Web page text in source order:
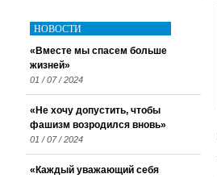
НОВОСТИ
«Вместе мы спасем больше
жизней»
01 / 07 / 2024
«Не хочу допустить, чтобы
фашизм возродился вновь»
01 / 07 / 2024
«Каждый уважающий себя